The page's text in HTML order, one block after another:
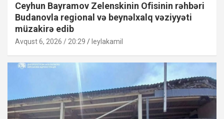
Ceyhun Bayramov Zelenskinin Ofisinin rəhbəri
Budanovla regional və beynəlxalq vəziyyəti
müzakirə edib
Avqust 6, 2026 / 20:29 leylakamil